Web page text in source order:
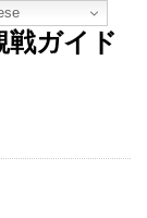
戦ガイド